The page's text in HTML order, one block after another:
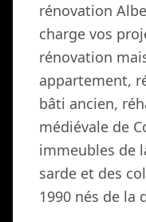
rénovation
charge vos
rénovation
appartement,
bâti ancien,
médiévale de
immeubles de
sarde et des
1990 nés de la